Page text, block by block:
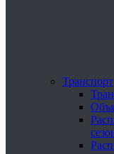
Транспорт